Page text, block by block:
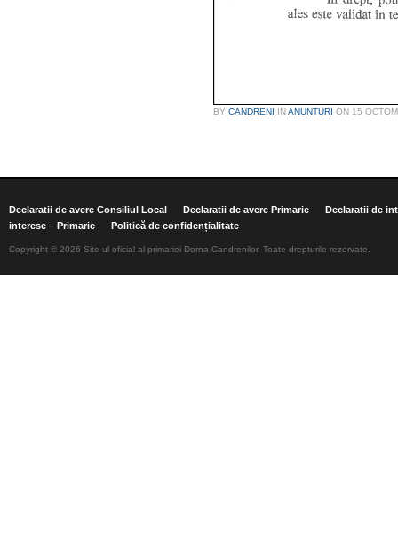
BY CANDRENI INANUNTURI ON 15
Declaratii de avere Consiliul Local Declaratii de avere Primarie
Declaratii de
interese – Primarie
Politică de confidențialitate
Copyright © 2026 Site-ul oficial al primariei Dorna Candrenilor. Toate drepturile rezervate.